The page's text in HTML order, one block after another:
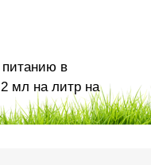
в
мл на литр на